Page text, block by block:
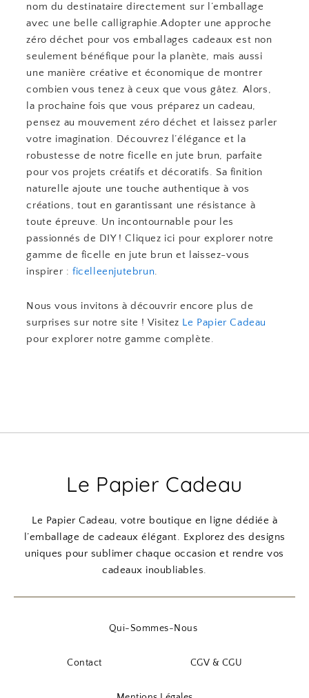
nom du destinataire directement sur l’emballage
avec une belle calligraphie.Adopter une approche
zéro déchet pour vos emballages cadeaux est non
seulement bénéfique pour la planète, mais aussi
une manière créative et économique de montrer
combien vous tenez à ceux que vous gâtez. Alors,
la prochaine fois que vous préparez un cadeau,
pensez au mouvement zéro déchet et laissez parler
votre imagination. Découvrez l’élégance et la
robustesse de notre ficelle en jute brun, parfaite
pour vos projets créatifs et décoratifs. Sa finition
naturelle ajoute une touche authentique à vos
créations, tout en garantissant une résistance à
toute épreuve. Un incontournable pour les
passionnés de DIY ! Cliquez ici pour explorer notre
gamme de ficelle en jute brun et laissez-vous
inspirer :ficelleenjutebrun.
Nous vous invitons à découvrir encore plus de
surprises sur notre site ! Visitez Le Papier Cadeau
pour explorer notre gamme complète.
Le Papier Cadeau
Le Papier Cadeau, votre boutique en ligne dédiée à
l’emballage de cadeaux élégant. Explorez des designs
uniques pour sublimer chaque occasion et rendre vos
cadeaux inoubliables.
Qui-Sommes-Nous
Contact CGV & CGU